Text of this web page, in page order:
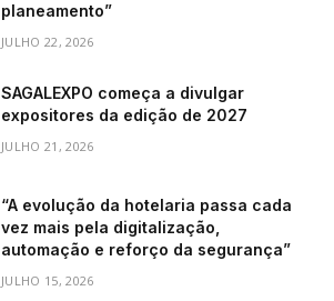
planeamento”
JULHO 22, 2026
SAGALEXPO começa a divulgar
expositores da edição de 2027
JULHO 21, 2026
“A evolução da hotelaria passa cada
vez mais pela digitalização,
automação e reforço da segurança”
JULHO 15, 2026